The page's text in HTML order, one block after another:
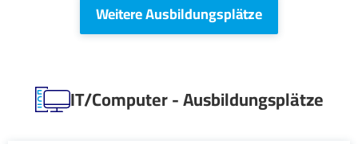
Weitere Ausbildungsplätze
IT/Computer - Ausbildungsplätze